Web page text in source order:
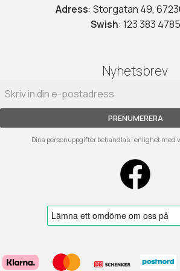
Adress: Storgatan 49,
Swish: 123 383 4785
Nyhetsbrev
PRENUMERERA
Dina personuppgifter behandlas i enlighet med